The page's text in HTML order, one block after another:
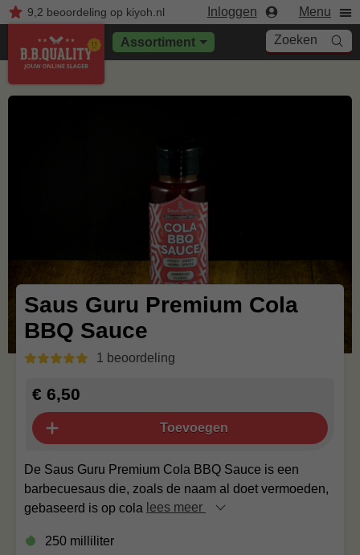
9,2 beoordelingop kiyoh.nl Inloggen Menu
Assortiment Zoeken
Saus Guru Premium Cola
BBQ Sauce
1 beoordeling
De Saus Guru Premium Cola BBQ Sauce is een
barbecuesaus die, zoals de naam al doet vermoeden,
gebaseerd is op cola lees meer
250 milliliter
€ 6,50
Toevoegen